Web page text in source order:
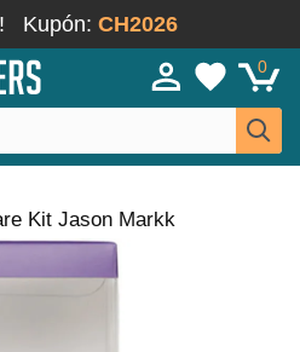
Kupón: CH2026
0
Kit Jason Markk